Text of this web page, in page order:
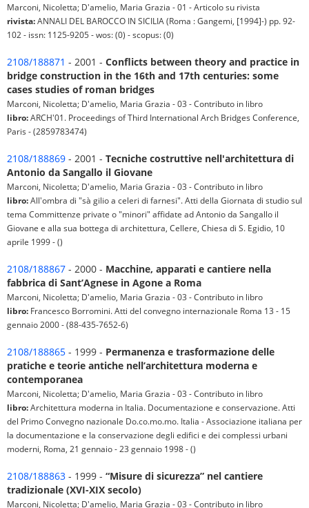
Marconi, Nicoletta; D'amelio, Maria Grazia - 01 - Articolo su rivista
rivista:ANNALI DEL BAROCCO IN SICILIA (Roma : Gangemi, [1994]-) pp. 92-
102 - issn: 1125-9205 - wos: (0) - scopus: (0)
2108/188871 - 2001 - Conflicts between theory and practice in
bridge construction in the 16th and 17th centuries: some
cases studies of roman bridges
Marconi, Nicoletta; D'amelio, Maria Grazia - 03 - Contributo in libro
libro:ARCH'01. Proceedings of Third International Arch Bridges Conference,
Paris - (2859783474)
2108/188869 - 2001 - Tecniche costruttive nell'architettura di
Antonio da Sangallo il Giovane
Marconi, Nicoletta; D'amelio, Maria Grazia - 03 - Contributo in libro
libro:All'ombra di "sà gilio a celeri di farnesi". Atti della Giornata di studio sul
tema Committenze private o "minori" affidate ad Antonio da Sangallo il
Giovane e alla sua bottega di architettura, Cellere, Chiesa di S. Egidio, 10
aprile 1999 - ()
2108/188867 - 2000 - Macchine, apparati e cantiere nella
fabbrica di Sant’Agnese in Agone a Roma
Marconi, Nicoletta; D'amelio, Maria Grazia - 03 - Contributo in libro
libro: Francesco Borromini. Atti del convegno internazionale Roma 13 - 15
gennaio 2000 - (88-435-7652-6)
2108/188865 - 1999 - Permanenza e trasformazione delle
pratiche e teorie antiche nell’architettura moderna e
contemporanea
Marconi, Nicoletta; D'amelio, Maria Grazia - 03 - Contributo in libro
libro:Architettura moderna in Italia. Documentazione e conservazione. Atti
del Primo Convegno nazionale Do.co.mo.mo. Italia - Associazione italiana per
la documentazione e la conservazione degli edifici e dei complessi urbani
moderni, Roma, 21 gennaio - 23 gennaio 1998 - ()
2108/188863 - 1999 - “Misure di sicurezza” nel cantiere
tradizionale (XVI-XIX secolo)
Marconi, Nicoletta; D'amelio, Maria Grazia - 03 - Contributo in libro